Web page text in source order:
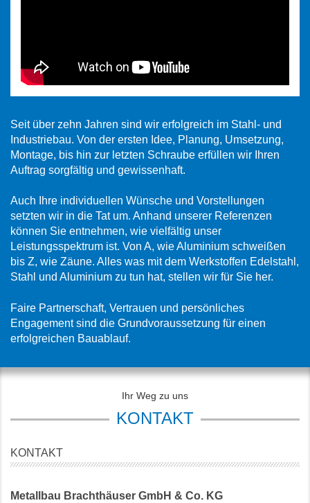
Seit über zehn Jahren sind wir erfolgreich im Stahl- und
Industriebau. Von der ersten Idee, Planung, Umsetzung,
Montage, bis hin zur letzten Schraube erfüllen wir Ihren
Auftrag sorgfältig und gewissenhaft.
Auch Ihre individuellen Wünsche und Vorstellungen
setzten wir in die Tat um. Anhand unserer Referenzen
können Sie entnehmen, wie vielfältig unser
Leistungsspektrum ist. Von A, wie Aluminium schweißen
bis Z, wie Zäune. Alles was mit dem Werkstoffen Edelstahl,
Stahl und Aluminium zu tun hat, stellen wir für Sie her.
Faire Partnerschaft, Vertrauen und persönliches
Engagement sind die Grundvoraussetzung für einen
erfolgreichen Bauablauf.
Ihr Weg zu uns
KONTAKT
KONTAKT
Metallbau Brachthäuser GmbH & Co. KG